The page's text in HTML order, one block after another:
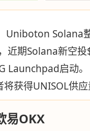
Uniboton Solana
近期Solana新空
Launchpad启动。
将获得UNISOL供
易OKX